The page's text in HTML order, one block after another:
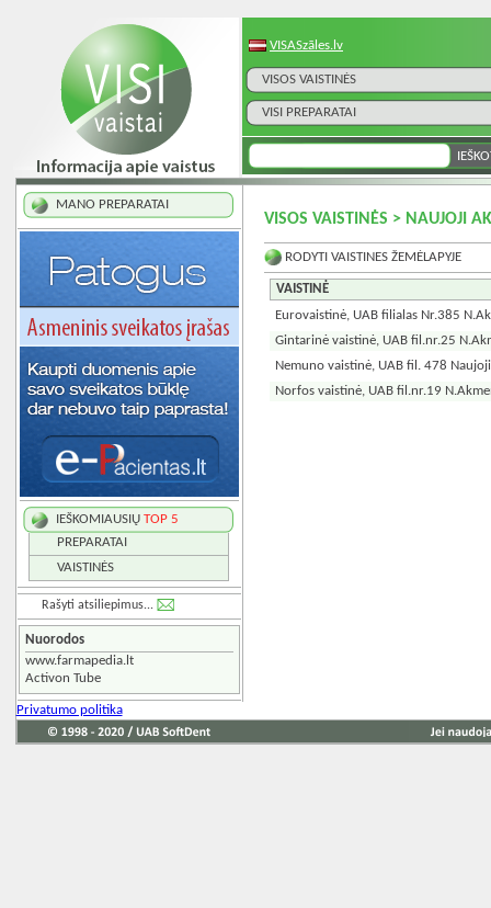
VISASzāles.lv
VISOS VAISTINĖS
VISI PREPARATAI
MANO PREPARATAI
IEŠKOMIAUSIŲ TOP 5
PREPARATAI
VAISTINĖS
Rašyti atsiliepimus...
Nuorodos
www.farmapedia.lt
Activon Tube
VISOS VAISTINĖS > NAUJOJI
RODYTI VAISTINES ŽEMĖLAPYJE
VAISTINĖ
Eurovaistinė, UAB filialas Nr.385
Gintarinė vaistinė, UAB fil.nr.25
Nemuno vaistinė, UAB fil. 478
Norfos vaistinė, UAB fil.nr.19
Privatumo politika